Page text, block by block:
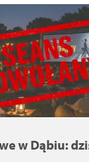
w Dąbiu: